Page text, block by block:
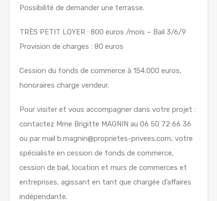
Possibilité de demander une terrasse.
TRÈS PETIT LOYER : 800 euros /mois – Bail 3/6/9
Provision de charges : 80 euros
Cession du fonds de commerce à 154.000 euros,
honoraires charge vendeur.
Pour visiter et vous accompagner dans votre projet :
contactez Mme Brigitte MAGNIN au 06 50 72 66 36
ou par mail b.magnin@proprietes-privees.com, votre
spécialiste en cession de fonds de commerce,
cession de bail, location et murs de commerces et
entreprises, agissant en tant que chargée d’affaires
indépendante.